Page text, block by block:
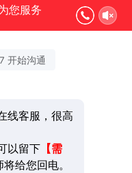
您服务
开始沟通
线客服，很高
以留下【需
给您回电。